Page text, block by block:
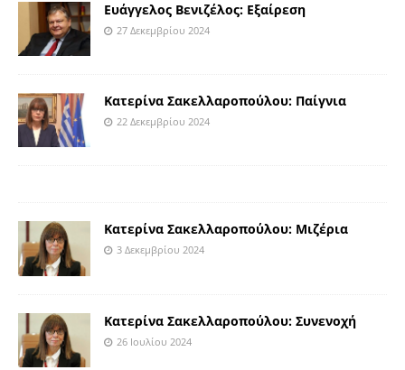
Ευάγγελος Βενιζέλος: Εξαίρεση
27 Δεκεμβρίου 2024
Κατερίνα Σακελλαροπούλου: Παίγνια
22 Δεκεμβρίου 2024
Κατερίνα Σακελλαροπούλου: Μιζέρια
3 Δεκεμβρίου 2024
Κατερίνα Σακελλαροπούλου: Συνενοχή
26 Ιουλίου 2024